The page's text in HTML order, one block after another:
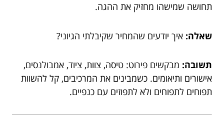
תחושה שמישהו מחזיק את ההגה.
שאלה: איך יודעים שהמחיר שקיבלתי הגיוני?
תשובה: מבקשים פירוט: טיסה, צוות, ציוד, אמבולנסים,
אישורים ותיאומים. כשמבינים את המרכיבים, קל להשוות
תפוחים לתפוחים ולא לתפוזים עם כנפיים.